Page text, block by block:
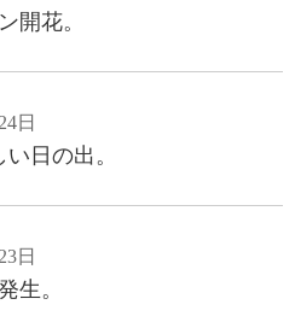
開花。
日
日の出。
日
生。